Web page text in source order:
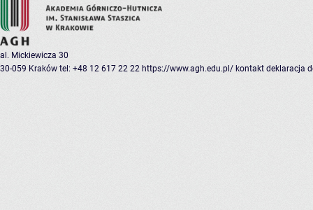
al. Mickiewicza 30
30-059 Kraków tel: +48 12 617 22 22 https://www.agh.edu.pl/ kontakt deklaracja